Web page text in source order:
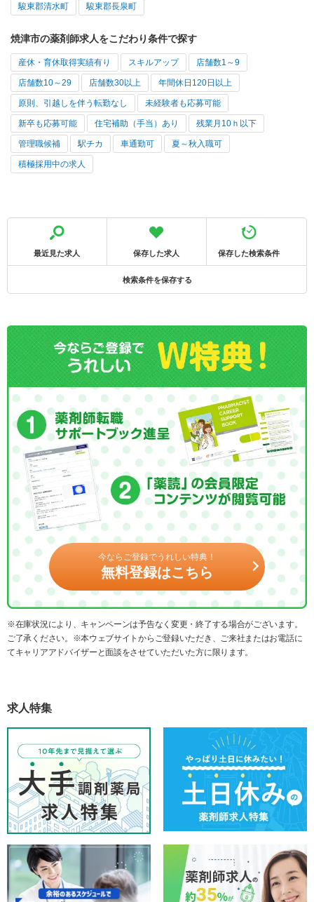
駿東郡清水町 駿東郡長泉町
焼津市の薬剤師求人をこだわり条件で探す
産休・育休取得実績有り スキルアップ 店舗数1～9
店舗数10～29 店舗数30以上 年間休日120日以上
原則、引越しを伴う転勤なし 未経験者も応募可能
新卒も応募可能 住宅補助（手当）あり 残業月10ｈ以下
管理職候補 駅チカ 車通勤可 夏～秋入職可
積極採用中の求人
最近見た求人 保存した求人 保存した検索条件
検索条件を保存する
今ならご登録でうれしい特典！
無料登録はこちら
※在庫状況により、キャンペーンは予告なく変更・終了する場合がございます。
ご了承ください。※本ウェブサイトからご登録いただき、ご来社またはお電話に
てキャリアアドバイザーと面談をさせていただいた方に限ります。
求人特集